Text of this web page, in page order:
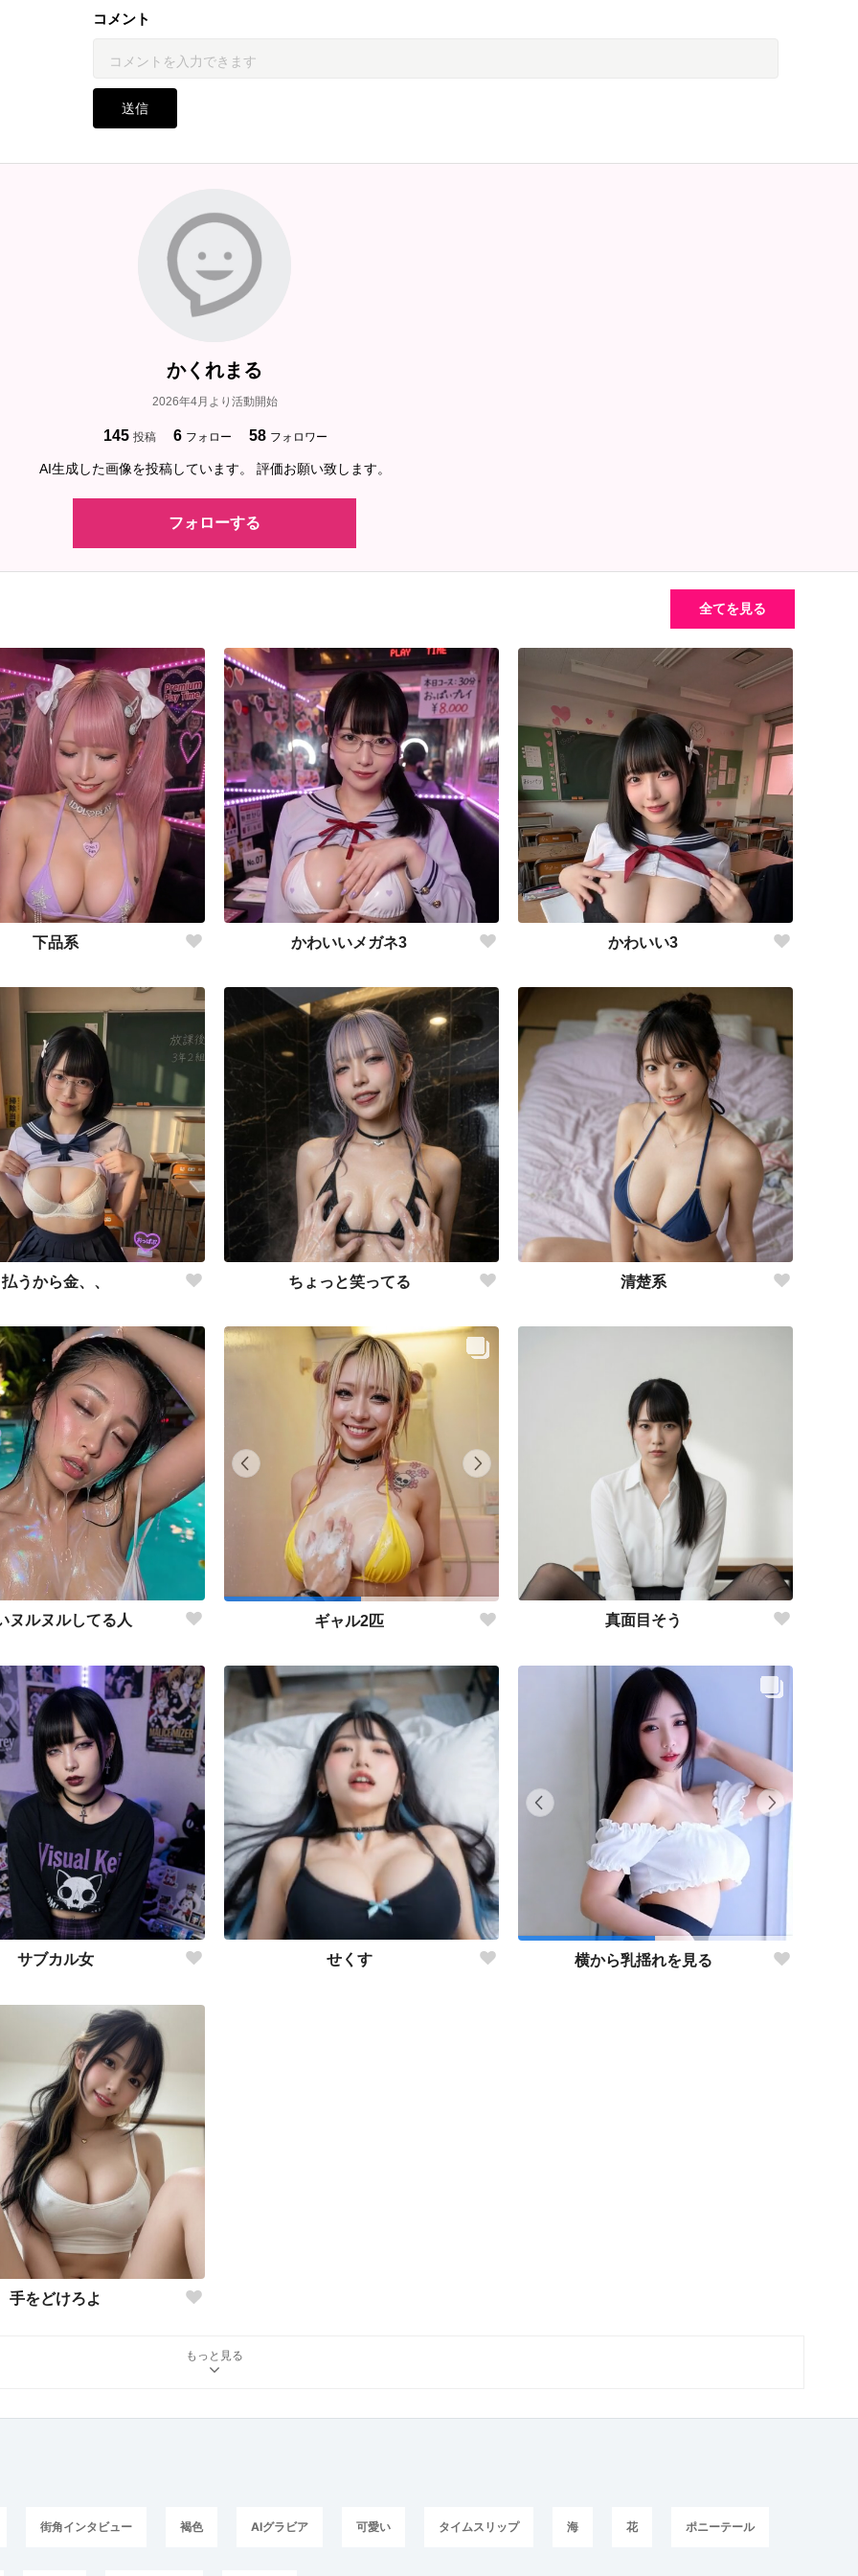
コメント
送信
かくれまる
2026年4月より活動開始
145 投稿 6 フォロー 58 フォロワー
AI生成した画像を投稿しています。 評価お願い致します。
フォローする
全てを見る
下品系 かわいいメガネ3 かわいい3
払うから金、、 ちょっと笑ってる 清楚系
ヌルヌルしてる人 ギャル2匹 真面目そう
サブカル女 せくす 横から乳揺れを見る
手をどけろよ
もっと見る
街角インタビュー 褐色 AIグラビア 可愛い タイムスリップ 海 花 ポニーテール